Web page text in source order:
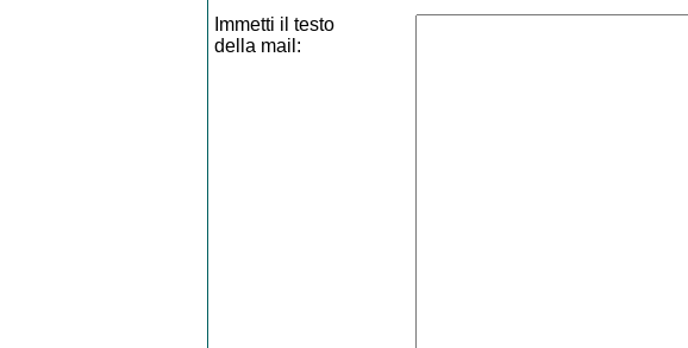
Immetti il testo
della mail: